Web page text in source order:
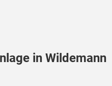
in Wildemann